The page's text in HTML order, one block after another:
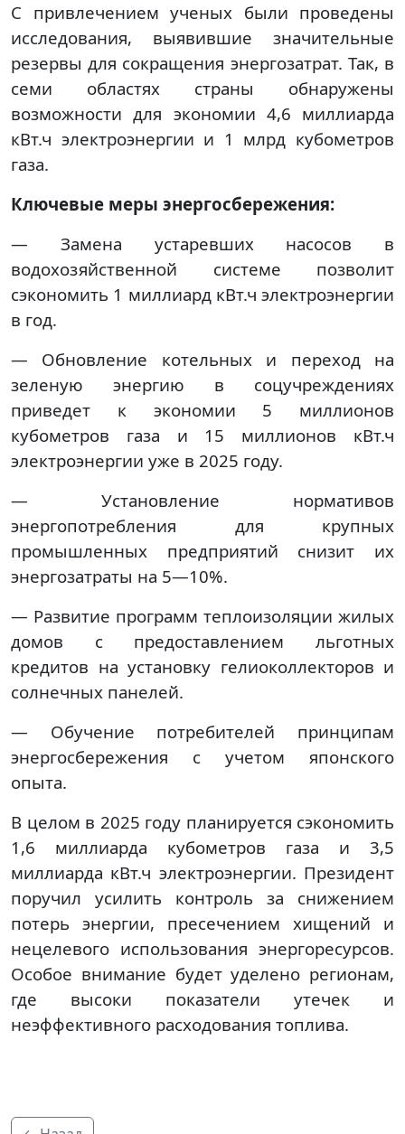
С привлечением ученых были проведены
исследования, выявившие значительные
резервы для сокращения энергозатрат. Так, в
семи областях страны обнаружены
возможности для экономии 4,6 миллиарда
кВт.ч электроэнергии и 1 млрд кубометров
газа.
Ключевые меры энергосбережения:
— Замена устаревших насосов в
водохозяйственной системе позволит
сэкономить 1 миллиард кВт.ч электроэнергии
в год.
— Обновление котельных и переход на
зеленую энергию в соцучреждениях
приведет к экономии 5 миллионов
кубометров газа и 15 миллионов кВт.ч
электроэнергии уже в 2025 году.
— Установление нормативов
энергопотребления для крупных
промышленных предприятий снизит их
энергозатраты на 5—10%.
— Развитие программ теплоизоляции жилых
домов с предоставлением льготных
кредитов на установку гелиоколлекторов и
солнечных панелей.
— Обучение потребителей принципам
энергосбережения с учетом японского
опыта.
В целом в 2025 году планируется сэкономить
1,6 миллиарда кубометров газа и 3,5
миллиарда кВт.ч электроэнергии. Президент
поручил усилить контроль за снижением
потерь энергии, пресечением хищений и
нецелевого использования энергоресурсов.
Особое внимание будет уделено регионам,
где высоки показатели утечек и
неэффективного расходования топлива.